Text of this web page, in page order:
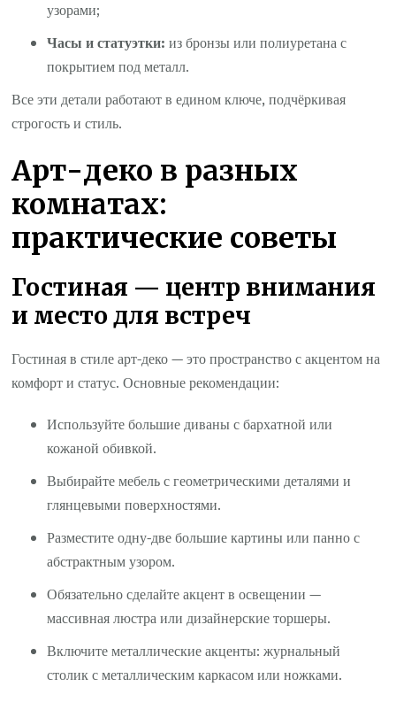
узорами;
Часы и статуэтки: из бронзы или полиуретана с
покрытием под металл.
Все эти детали работают в едином ключе, подчёркивая
строгость и стиль.
Арт-деко в разных
комнатах:
практические советы
Гостиная — центр внимания
и место для встреч
Гостиная в стиле арт-деко — это пространство с акцентом на
комфорт и статус. Основные рекомендации:
Используйте большие диваны с бархатной или
кожаной обивкой.
Выбирайте мебель с геометрическими деталями и
глянцевыми поверхностями.
Разместите одну-две большие картины или панно с
абстрактным узором.
Обязательно сделайте акцент в освещении —
массивная люстра или дизайнерские торшеры.
Включите металлические акценты: журнальный
столик с металлическим каркасом или ножками.